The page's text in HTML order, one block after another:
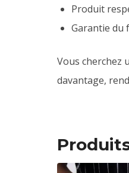
Produit
Garantie du
Vous cherchez
davantage,